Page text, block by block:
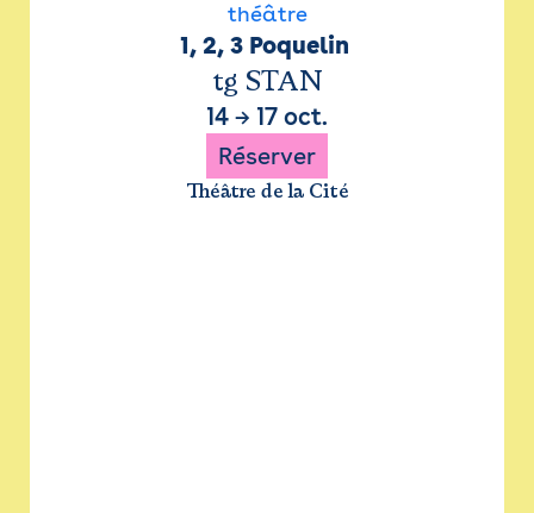
théâtre
1, 2, 3 Poquelin
tg STAN
14 → 17 oct.
Réserver
Théâtre de la Cité